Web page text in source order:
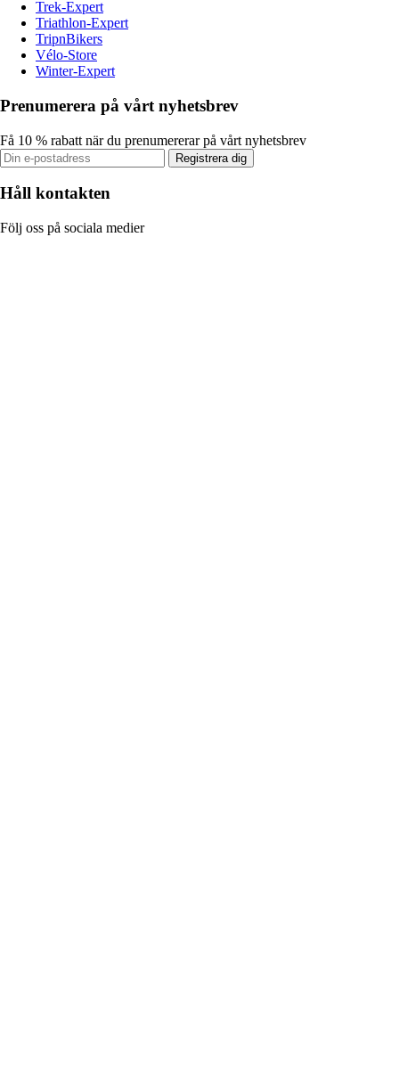
Trek-Expert
Triathlon-Expert
TripnBikers
Vélo-Store
Winter-Expert
Prenumerera på vårt nyhetsbrev
Få 10 % rabatt när du prenumererar på vårt nyhetsbrev
Registrera dig
Håll kontakten
Följ oss på sociala medier